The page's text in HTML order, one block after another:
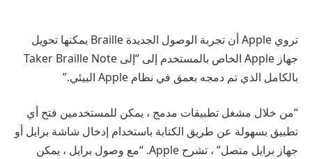
تروي Apple أن تجربة الوصول الجديدة Braille يمكنها تحويل
جهاز Apple الخاص بالمستخدم إلى “إلى Taker Braille Note
بالكامل الذي تم دمجه بعمق في نظام Apple البيئي.”
“من خلال مشغل تطبيقات مدمج ، يمكن للمستخدمين فتح أي
تطبيق بسهولة عن طريق الكتابة باستخدام إدخال شاشة برايل أو
جهاز برايل متصل” ، تشرح Apple. “مع وصول برايل ، يمكن